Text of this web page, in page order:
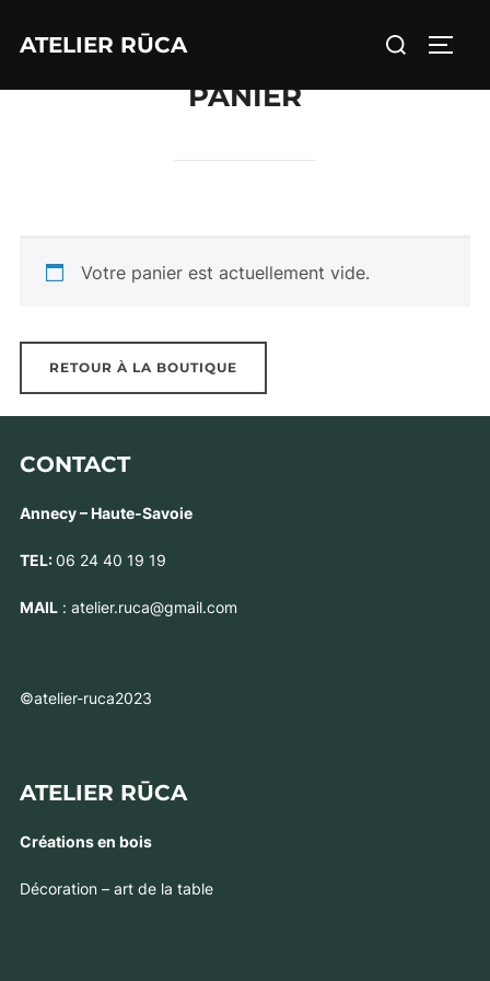
ATELIER RŪCA Rechercher :
PANIER
Votre panier est actuellement vide.
RETOUR À LA BOUTIQUE
CONTACT
Annecy – Haute-Savoie
TEL:06 24 40 19 19
MAIL: atelier.ruca@gmail.com
©atelier-ruca2023
ATELIER RŪCA
Créations en bois
Décoration – art de la table